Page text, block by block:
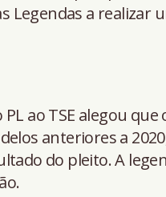
Legendas a realizar
ao TSE alegou
anteriores a
do pleito. A